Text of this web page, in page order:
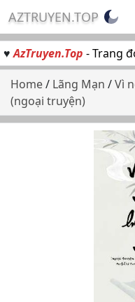
AZTRUYEN.TOP
♥AzTruyen.Top - Trang
Home/ Lãng Mạn /Vì
(ngoại truyện)